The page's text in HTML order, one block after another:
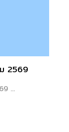
2569
...